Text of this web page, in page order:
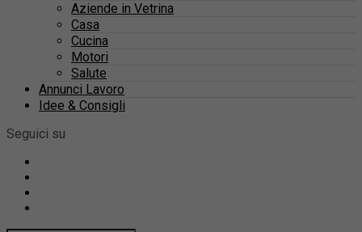
Aziende in Vetrina
Casa
Cucina
Motori
Salute
Annunci Lavoro
Idee & Consigli
Seguici su